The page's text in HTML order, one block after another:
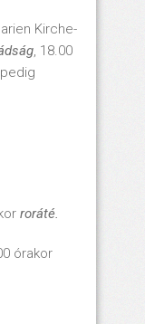
Kirche-
, 18.00
roráté.
órakor